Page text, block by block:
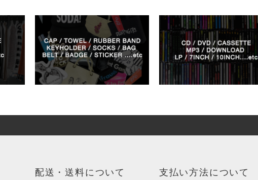
配送・送料について 支払い方法について